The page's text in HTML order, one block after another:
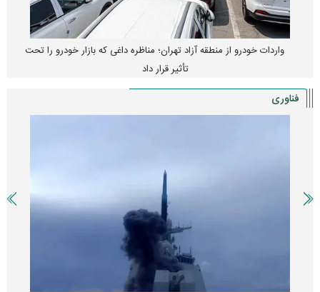
واردات خودرو از منطقه آزاد تهران؛ مناظره داغی که بازار خودرو را تحت
تأثیر قرار داد
فناوری